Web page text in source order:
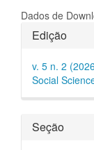
Dados de
Detalhes
do
artigo
Edição
v. 5 n. 2
Social
Seção